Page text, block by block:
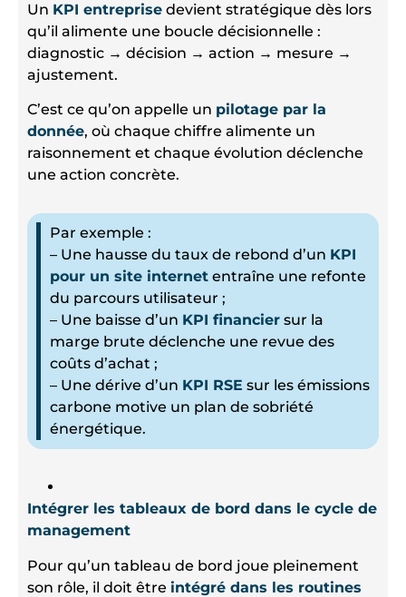
Un KPI entreprise devient stratégique dès lors
qu’il alimente une boucle décisionnelle :
diagnostic → décision → action → mesure →
ajustement.
C’est ce qu’on appelle un pilotage par la
donnée, où chaque chiffre alimente un
raisonnement et chaque évolution déclenche
une action concrète.
Par exemple :
– Une hausse du taux de rebond d’un KPI
pour un site internet entraîne une refonte
du parcours utilisateur ;
– Une baisse d’un KPI financier sur la
marge brute déclenche une revue des
coûts d’achat ;
– Une dérive d’un KPI RSE sur les émissions
carbone motive un plan de sobriété
énergétique.
Intégrer les tableaux de bord dans le cycle de
management
Pour qu’un tableau de bord joue pleinement
son rôle, il doit être intégré dans les routines